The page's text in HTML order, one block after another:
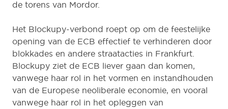
de torens van Mordor.
Het Blockupy-verbond roept op om de feestelijke
opening van de ECB effectief te verhinderen door
blokkades en andere straatacties in Frankfurt.
Blockupy ziet de ECB liever gaan dan komen,
vanwege haar rol in het vormen en instandhouden
van de Europese neoliberale economie, en vooral
vanwege haar rol in het opleggen van